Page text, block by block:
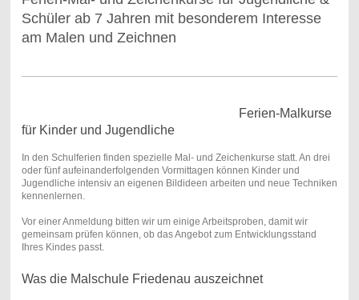
Schüler ab 7 Jahren mit besonderem Interesse
am Malen und Zeichnen
Ferien-Malkurse
für Kinder und Jugendliche
In den Schulferien finden spezielle Mal- und Zeichenkurse statt. An drei
oder fünf aufeinanderfolgenden Vormittagen können Kinder und
Jugendliche intensiv an eigenen Bildideen arbeiten und neue Techniken
kennenlernen.
Vor einer Anmeldung bitten wir um einige Arbeitsproben, damit wir
gemeinsam prüfen können, ob das Angebot zum Entwicklungsstand
Ihres Kindes passt.
Was die Malschule Friedenau auszeichnet